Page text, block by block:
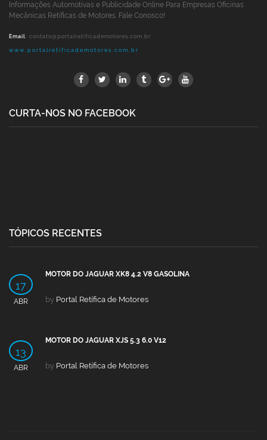
Informações Automotivas e Publicidade Online Para Empresas Oficinas
Mecânicas Retíficas de Motores. Fale Conosco!
Email: contato@portalretificademotores.com.br
www.portalretificademotores.com.br
CURTA-NOS NO FACEBOOK
TÓPICOS RECENTES
17
ABR
MOTOR DO JAGUAR XK8 4.2 V8 GASOLINA
by Portal Retífica de Motores
13
ABR
MOTOR DO JAGUAR XJS 5.3 6.0 V12
by Portal Retífica de Motores